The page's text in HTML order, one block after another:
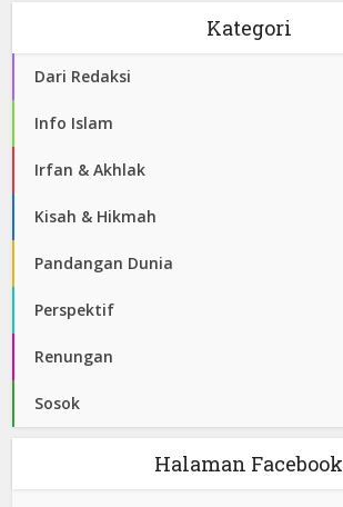
Kategori
Dari Redaksi
Info Islam
Irfan & Akhlak
Kisah & Hikmah
Pandangan Dunia
Perspektif
Renungan
Sosok
Halaman Facebook